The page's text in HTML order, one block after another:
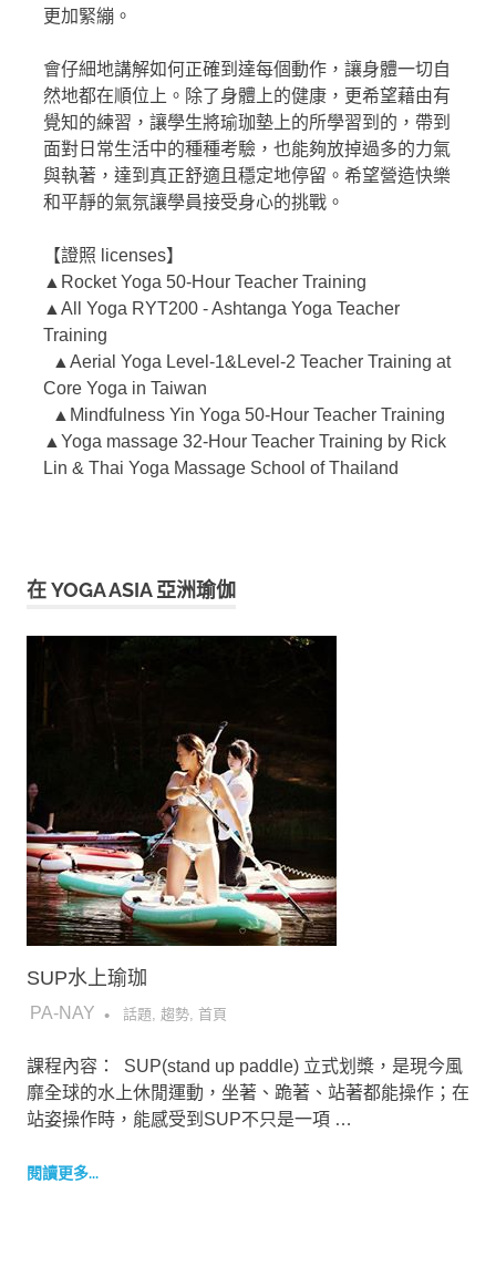
更加緊繃。
會仔細地講解如何正確到達每個動作，讓身體一切自
然地都在順位上。除了身體上的健康，更希望藉由有
覺知的練習，讓學生將瑜珈墊上的所學習到的，帶到
面對日常生活中的種種考驗，也能夠放掉過多的力氣
與執著，達到真正舒適且穩定地停留。希望營造快樂
和平靜的氣氛讓學員接受身心的挑戰。
【證照 licenses】
▲Rocket Yoga 50-Hour Teacher Training
▲All Yoga RYT200 - Ashtanga Yoga Teacher
Training
▲Aerial Yoga Level-1&Level-2 Teacher Training at
Core Yoga in Taiwan
▲Mindfulness Yin Yoga 50-Hour Teacher Training
▲Yoga massage 32-Hour Teacher Training by Rick
Lin & Thai Yoga Massage School of Thailand
在 YOGA ASIA 亞洲瑜伽
SUP水上瑜珈
2017-07-01
PA-NAY 話題, 趨勢, 首頁
課程內容： SUP(stand up paddle) 立式划槳，是現今風
靡全球的水上休閒運動，坐著、跪著、站著都能操作；在
站姿操作時，能感受到SUP不只是一項 …
閱讀更多...